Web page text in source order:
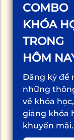
COMBO
KHÓA
TRONG
HÔM
Đăng ký để
những
về khóa
giảng khóa
khuyến